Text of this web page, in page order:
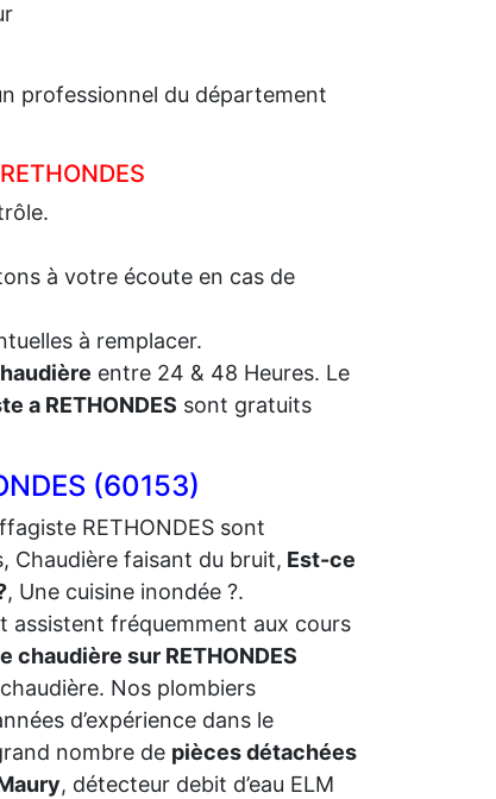
professionnel du département
à votre écoute en cas de
à remplacer.
entre 24 & 48 Heures. Le
a RETHONDES sont gratuits
(60153)
RETHONDES sont
Chaudière faisant du bruit, Est-ce
, Une cuisine inondée ?.
assistent fréquemment aux cours
chaudière sur RETHONDES
Nos plombiers
d’expérience dans le
nombre de pièces détachées
, détecteur debit d’eau ELM